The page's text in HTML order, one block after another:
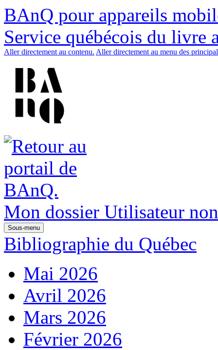
BAnQ pour appareils
Service québécois du livre
Aller directement au contenu. Aller directement au menu des
Mon dossier Utilisateur
Sous-menu
Bibliographie du Québec
Mai 2026
Avril 2026
Mars 2026
Février 2026